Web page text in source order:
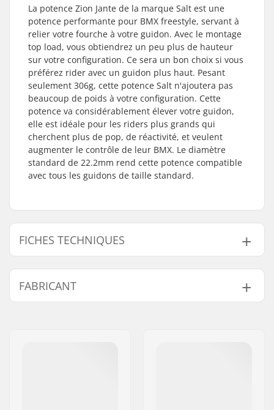
La potence Zion Jante de la marque Salt est une
potence performante pour BMX freestyle, servant à
relier votre fourche à votre guidon. Avec le montage
top load, vous obtiendrez un peu plus de hauteur
sur votre configuration. Ce sera un bon choix si vous
préférez rider avec un guidon plus haut. Pesant
seulement 306g, cette potence Salt n'ajoutera pas
beaucoup de poids à votre configuration. Cette
potence va considérablement élever votre guidon,
elle est idéale pour les riders plus grands qui
cherchent plus de pop, de réactivité, et veulent
augmenter le contrôle de leur BMX. Le diamètre
standard de 22.2mm rend cette potence compatible
avec tous les guidons de taille standard.
FICHES TECHNIQUES
Type de
potence/Longueur:
50mm, Top load
Rise potence:
31mm
FABRICANT